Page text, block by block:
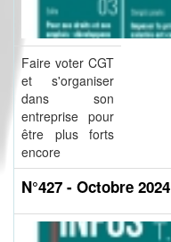
Faire voter CGT
et s'organiser
dans son
entreprise pour
être plus forts
encore
N°427 - Octobre 2024